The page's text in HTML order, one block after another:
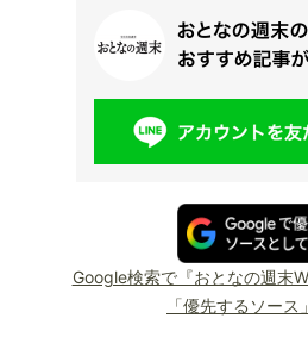
Google検索で『おとなの週末
「優先するソース